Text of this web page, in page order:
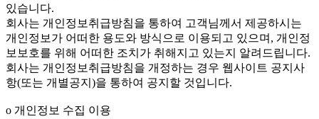
있습니다.
회사는 개인정보취급방침을 통하여 고객님께서 제공하시는
개인정보가 어떠한 용도와 방식으로 이용되고 있으며, 개인정
보보호를 위해 어떠한 조치가 취해지고 있는지 알려드립니다.
회사는 개인정보취급방침을 개정하는 경우 웹사이트 공지사
항(또는 개별공지)을 통하여 공지할 것입니다.
ο 개인정보 수집 이용